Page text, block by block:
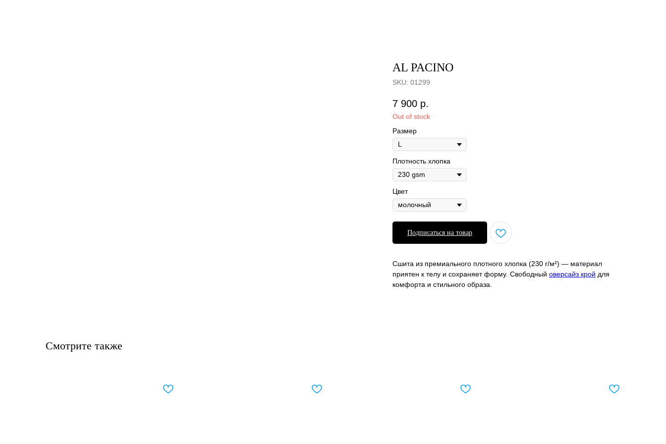
AL PACINO
SKU: 01299
7 900 р.
Out of stock
Размер
Плотность хлопка
Цвет
Подписаться на товар
Сшита из премиального плотного хлопка (230 г/м²) — материал
приятен к телу и сохраняет форму. Свободный оверсайз крой для
комфорта и стильного образа.
Смотрите также